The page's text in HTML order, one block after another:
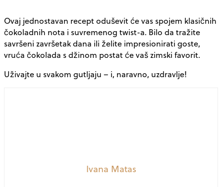
Ovaj jednostavan recept oduševit će vas spojem klasičnih
čokoladnih nota i suvremenog twist-a. Bilo da tražite
savršeni završetak dana ili želite impresionirati goste,
vruća čokolada s džinom postat će vaš zimski favorit.
Uživajte u svakom gutljaju – i, naravno, uzdravlje!
Ivana Matas